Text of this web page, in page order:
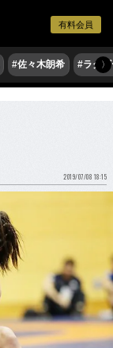
有料会員
#佐々木朗希 #ラグ〉
2019/07/08 18:15